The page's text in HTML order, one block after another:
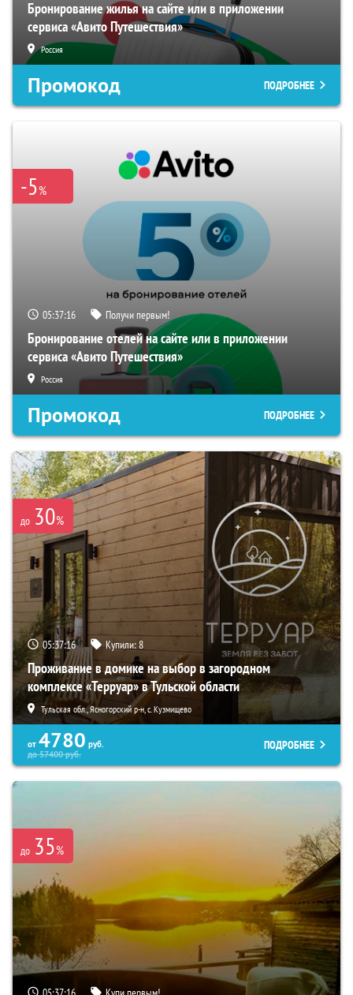
Бронирование жилья на сайте или в приложении
сервиса «Авито Путешествия»
Россия
Промокод ПОДРОБНЕЕ
-5%
05:37:15 Получи первым!
Бронирование отелей на сайте или в приложении
сервиса «Авито Путешествия»
Россия
Промокод ПОДРОБНЕЕ
до 30%
05:37:15 Купили:8
Проживание в домике на выбор в загородном
комплексе «Терруар» в Тульской области
Тульская обл., Ясногорский р-н, с. Кузмищево
от 4780 руб.
до57400руб.
ПОДРОБНЕЕ
до 35%